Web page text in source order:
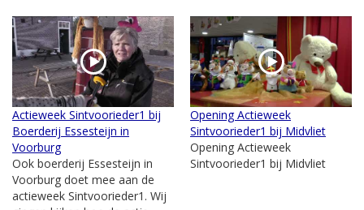
Actieweek Sintvoorieder1 bij
Boerderij Essesteijn in
Voorburg
Ook boerderij Essesteijn in
Voorburg doet mee aan de
actieweek Sintvoorieder1. Wij
Opening Actieweek
Sintvoorieder1 bij Midvliet
Opening Actieweek
Sintvoorieder1 bij Midvliet